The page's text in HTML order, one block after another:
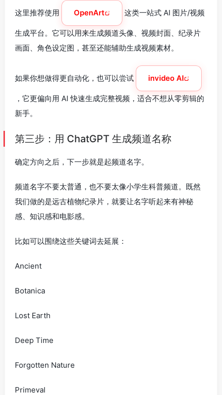
这里推荐使用 OpenArt 这类一站式 AI 图片/视频
生成平台。它可以用来生成频道头像、视频封面、纪录片
画面、角色设定图，甚至还能辅助生成视频素材。
如果你想做得更自动化，也可以尝试 invideo AI
，它更偏向用 AI 快速生成完整视频，适合不想从零剪辑的
新手。
第三步：用 ChatGPT 生成频道名称
确定方向之后，下一步就是起频道名字。
频道名字不要太普通，也不要太像小学生科普频道。既然
我们做的是远古植物纪录片，就要让名字听起来有神秘
感、知识感和电影感。
比如可以围绕这些关键词去延展：
Ancient
Botanica
Lost Earth
Deep Time
Forgotten Nature
Primeval